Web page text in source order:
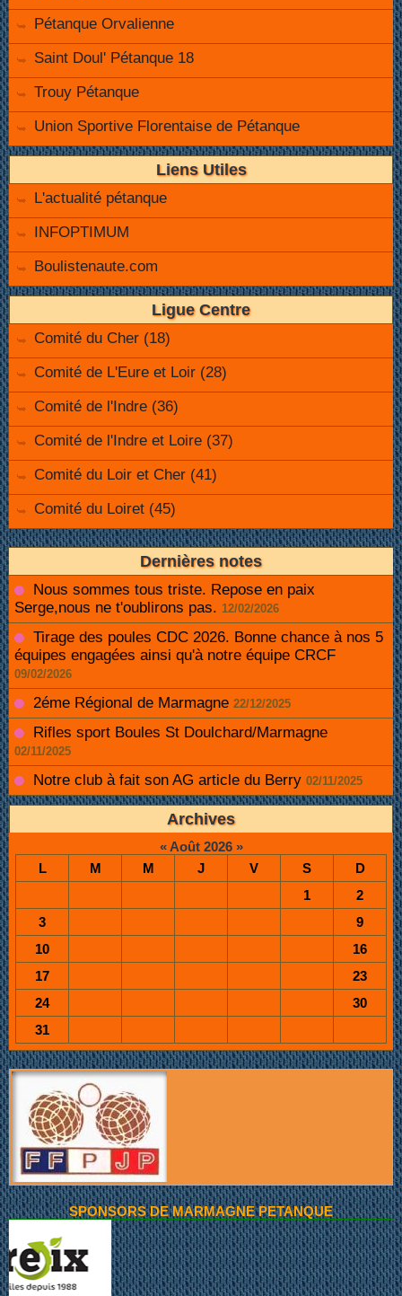
Pétanque Orvalienne
Saint Doul' Pétanque 18
Trouy Pétanque
Union Sportive Florentaise de Pétanque
Liens Utiles
L'actualité pétanque
INFOPTIMUM
Boulistenaute.com
Ligue Centre
Comité du Cher (18)
Comité de L'Eure et Loir (28)
Comité de l'Indre (36)
Comité de l'Indre et Loire (37)
Comité du Loir et Cher (41)
Comité du Loiret (45)
Dernières notes
Nous sommes tous triste. Repose en paix
Serge,nous ne t'oublirons pas. 12/02/2026
Tirage des poules CDC 2026. Bonne chance à nos 5
équipes engagées ainsi qu'à notre équipe CRCF
09/02/2026
2éme Régional de Marmagne 22/12/2025
Rifles sport Boules St Doulchard/Marmagne
02/11/2025
Notre club à fait son AG article du Berry 02/11/2025
Archives
« Août 2026 »
L
M M J V S
D
1
2
3
9
10
16
17
23
24
30
31
SPONSORS DE MARMAGNE PETANQUE